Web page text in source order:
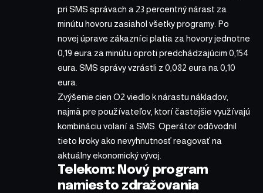
pri SMS správach a 23 percentný nárast za
minútu hovoru zasiahol všetky programy. Po
novej úprave zákazníci platia za hovory jednotne
0,19 eura za minútu oproti predchádzajúcim 0,154
eura. SMS správy vzrástli z 0,082 eura na 0,10
eura.
Zvýšenie cien O2 viedlo k nárastu nákladov,
najmä pre používateľov, ktorí častejšie využívajú
kombináciu volaní a SMS. Operátor odôvodnil
tieto kroky ako nevyhnutnosť reagovať na
aktuálny ekonomický vývoj.
Telekom: Nový program
namiesto zdražovania